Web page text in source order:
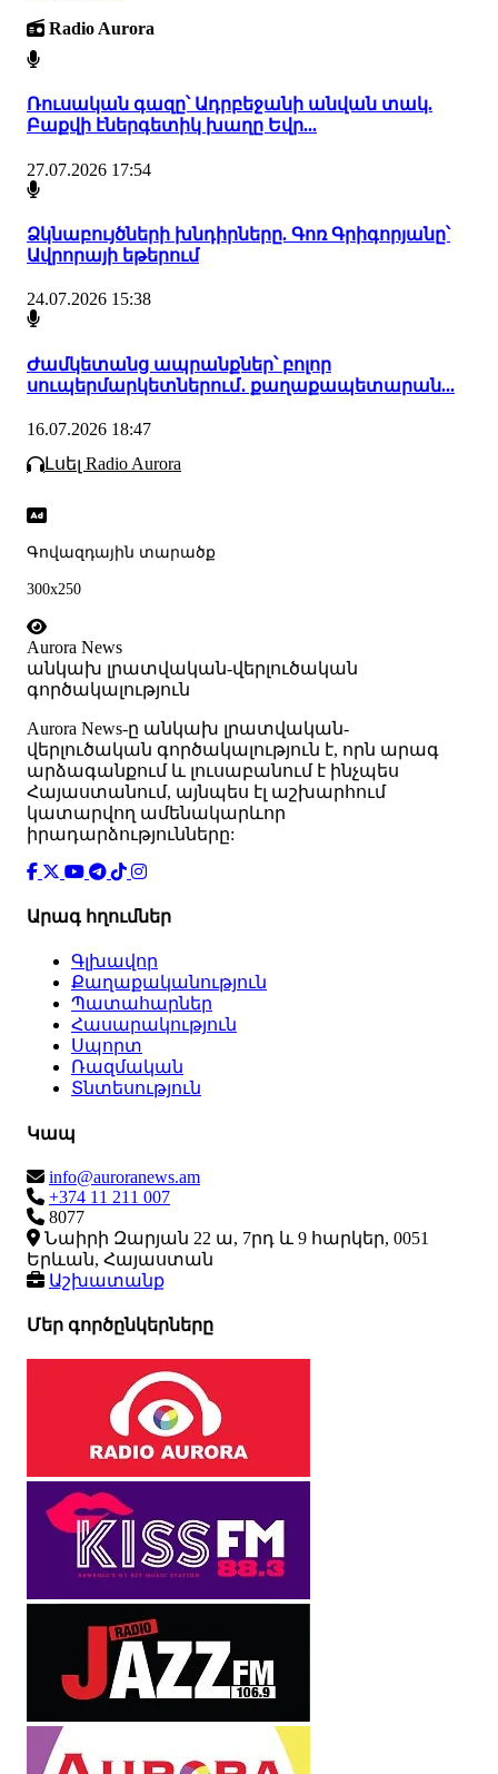
Radio Aurora
Ռուսական գազը՝ Ադրբեջանի անվան տակ.
Բաքվի էներգետիկ խաղը Եվր...
27.07.2026 17:54
Ձկնաբույծների խնդիրները. Գոռ Գրիգորյանը՝
Ավրորայի եթերում
24.07.2026 15:38
Ժամկետանց ապրանքներ՝ բոլոր
սուպերմարկետներում․ քաղաքապետարան...
16.07.2026 18:47
Լսել Radio Aurora
Գովազդային տարածք
300x250
Aurora News
անկախ լրատվական-վերլուծական
գործակալություն
Аurora News-ը անկախ լրատվական-
վերլուծական գործակալություն է, որն արագ
արձագանքում և լուսաբանում է ինչպես
Հայաստանում, այնպես էլ աշխարհում
կատարվող ամենակարևոր
իրադարձությունները:
Արագ հղումներ
Գլխավոր
Քաղաքականություն
Պատահարներ
Հասարակություն
Սպորտ
Ռազմական
Տնտեսություն
Կապ
info@auroranews.am
+374 11 211 007
8077
Նաիրի Զարյան 22 ա, 7րդ և 9 հարկեր, 0051
Երևան, Հայաստան
Աշխատանք
Մեր գործընկերները